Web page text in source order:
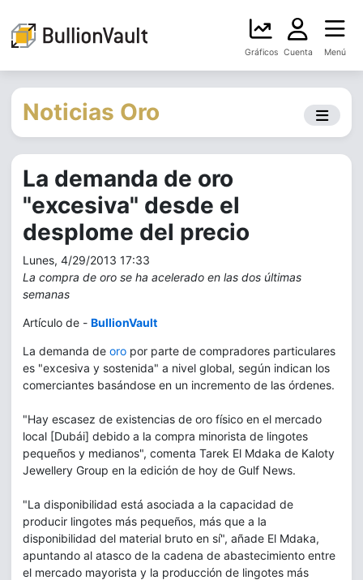
Gráficos Cuenta Menú
Noticias Oro
La demanda de oro
"excesiva" desde el
desplome del precio
Lunes, 4/29/2013 17:33
La compra de oro se ha acelerado en las dos últimas
semanas
Artículo de - BullionVault
La demanda de oro por parte de compradores particulares
es "excesiva y sostenida" a nivel global, según indican los
comerciantes basándose en un incremento de las órdenes.
"Hay escasez de existencias de oro físico en el mercado
local [Dubái] debido a la compra minorista de lingotes
pequeños y medianos", comenta Tarek El Mdaka de Kaloty
Jewellery Group en la edición de hoy de Gulf News.
"La disponibilidad está asociada a la capacidad de
producir lingotes más pequeños, más que a la
disponibilidad del material bruto en sí", añade El Mdaka,
apuntando al atasco de la cadena de abastecimiento entre
el mercado mayorista y la producción de lingotes más